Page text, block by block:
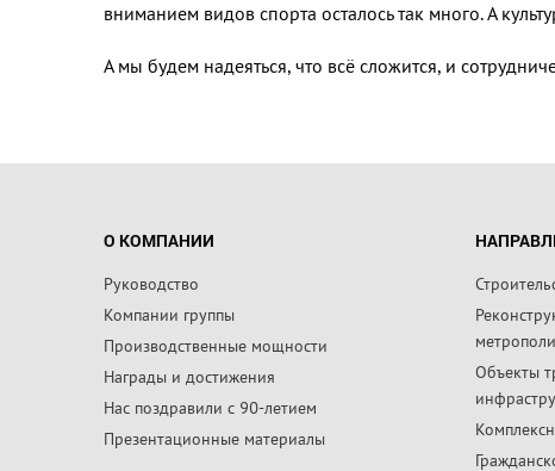
вниманием видов спорта осталось так много. А
А мы будем надеяться, что всё сложится, и
О КОМПАНИИ
Руководство
Компании группы
Производственные мощности
Награды и достижения
Нас поздравили с 90-летием
Презентационные материалы
Объекты